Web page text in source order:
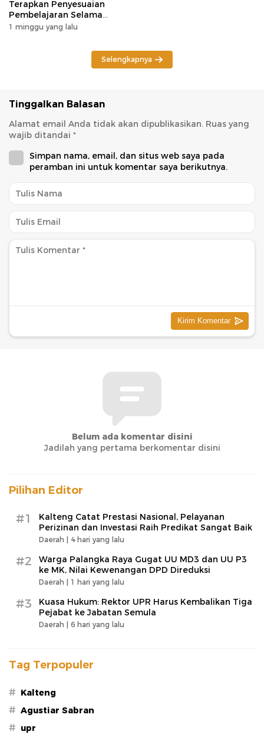
Terapkan Penyesuaian
Pembelajaran Selama
Potensi Karhutla
1 minggu yang lalu
Selengkapnya
Tinggalkan Balasan
Alamat email Anda tidak akan dipublikasikan. Ruas yang
wajib ditandai *
Simpan nama, email, dan situs web saya pada
peramban ini untuk komentar saya berikutnya.
Belum ada komentar disini
Jadilah yang pertama berkomentar disini
Pilihan Editor
#1
Kalteng Catat Prestasi Nasional, Pelayanan
Perizinan dan Investasi Raih Predikat Sangat Baik
Daerah | 4 hari yang lalu
#2
Warga Palangka Raya Gugat UU MD3 dan UU P3
ke MK, Nilai Kewenangan DPD Direduksi
Daerah | 1 hari yang lalu
#3
Kuasa Hukum: Rektor UPR Harus Kembalikan Tiga
Pejabat ke Jabatan Semula
Daerah | 6 hari yang lalu
Tag Terpopuler
# Kalteng
# Agustiar Sabran
# upr